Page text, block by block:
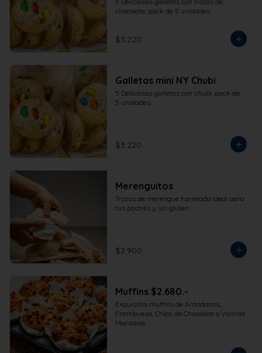
chocolate, pack de 5 unidades.
$3.220
Galletas mini NY Chubi
5 Deliciosas galletas con chubi, pack de
5 unidades.
$3.220
Merenguitos
Trozos de merengue horneado ideal para
tus postres y sin gluten
$2.900
Muffins $2.680.-
Exquisitos muffins de Arándanos,
Frambuesa, Chips de Chocolate o Vainilla
Manzana.